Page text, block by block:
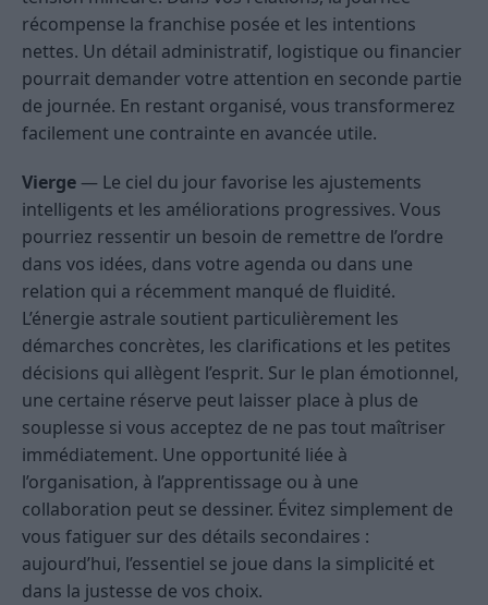
récompense la franchise posée et les intentions
nettes. Un détail administratif, logistique ou financier
pourrait demander votre attention en seconde partie
de journée. En restant organisé, vous transformerez
facilement une contrainte en avancée utile.
Vierge — Le ciel du jour favorise les ajustements
intelligents et les améliorations progressives. Vous
pourriez ressentir un besoin de remettre de l’ordre
dans vos idées, dans votre agenda ou dans une
relation qui a récemment manqué de fluidité.
L’énergie astrale soutient particulièrement les
démarches concrètes, les clarifications et les petites
décisions qui allègent l’esprit. Sur le plan émotionnel,
une certaine réserve peut laisser place à plus de
souplesse si vous acceptez de ne pas tout maîtriser
immédiatement. Une opportunité liée à
l’organisation, à l’apprentissage ou à une
collaboration peut se dessiner. Évitez simplement de
vous fatiguer sur des détails secondaires :
aujourd’hui, l’essentiel se joue dans la simplicité et
dans la justesse de vos choix.